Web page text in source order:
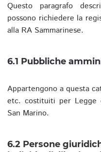
Questo paragrafo
possono richiedere la
alla RA Sammarinese.
6.1 Pubbliche
Appartengono a questa
etc. costituiti per Legge
San Marino.
6.2 Persone